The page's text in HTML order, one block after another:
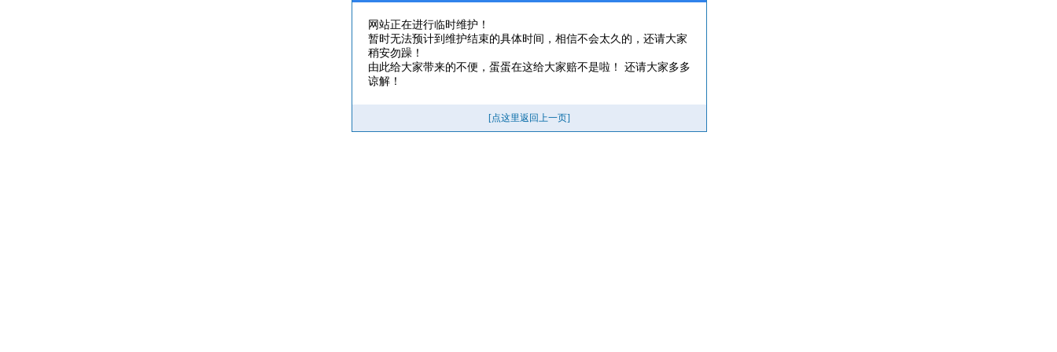
网站正在进行临时维护！
暂时无法预计到维护结束的具体时间，相信不会太久的，还请大家
稍安勿躁！
由此给大家带来的不便，蛋蛋在这给大家赔不是啦！ 还请大家多多
谅解！
[点这里返回上一页]